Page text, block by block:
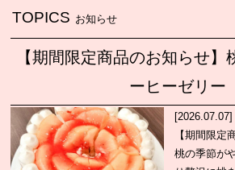
TOPICS お知らせ
【期間限定商品のお知らせ】
ーヒーゼリー
[2026.07.07]
【期間限定
桃の季節が